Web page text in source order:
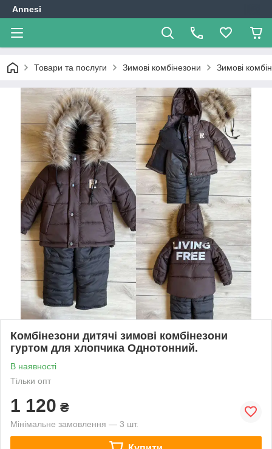
Annesi
Товари та послуги Зимові комбінезони Зимові
Комбінезони дитячі зимові комбінезони
гуртом для хлопчика Однотонний.
В наявності
Тільки опт
1 120 ₴
Мінімальне замовлення — 3 шт.